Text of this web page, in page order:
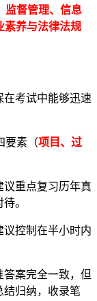
监督管理、信息
素养与法律法规
在考试中能够迅速
要素（项目、过
议重点复习历年真
。
议控制在半小时内
答案完全一致，但
结归纳，收录笔